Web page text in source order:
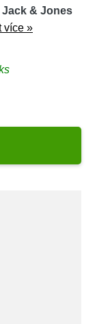
Jack & Jones
více »